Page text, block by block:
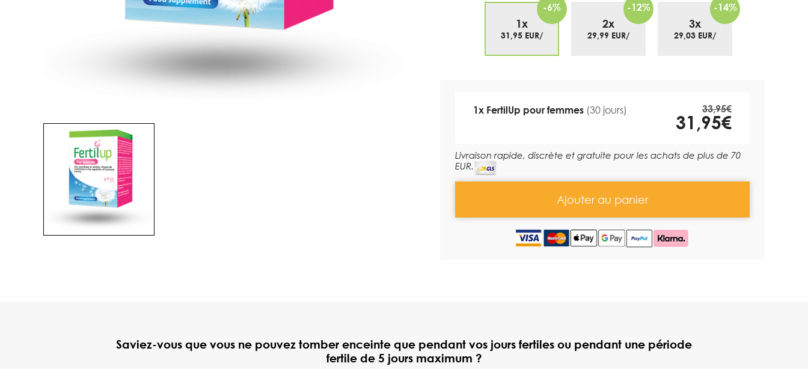
-6%
1x
31,95 EUR/
-12%
2x
29,99 EUR/
-14%
3x
29,03 EUR/
1x FertilUp pour femmes (30 jours) 33,95€
31,95€
Livraison rapide, discrète et gratuite pour les achats de plus de 70
EUR.
Ajouter au panier
Saviez-vous que vous ne pouvez tomber enceinte que pendant vos jours fertiles ou pendant une période
fertile de 5 jours maximum ?